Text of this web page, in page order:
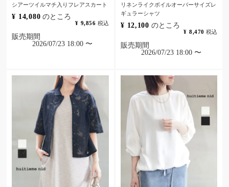
シアーツイルマチ入りフレアスカート
¥ 14,080 のところ
¥ 9,856 税込
販売期間
2026/07/23 18:00 〜
リネンライクボイルオーバーサイズレ
ギュラーシャツ
¥ 12,100 のところ
¥ 8,470 税込
販売期間
2026/07/23 18:00 〜